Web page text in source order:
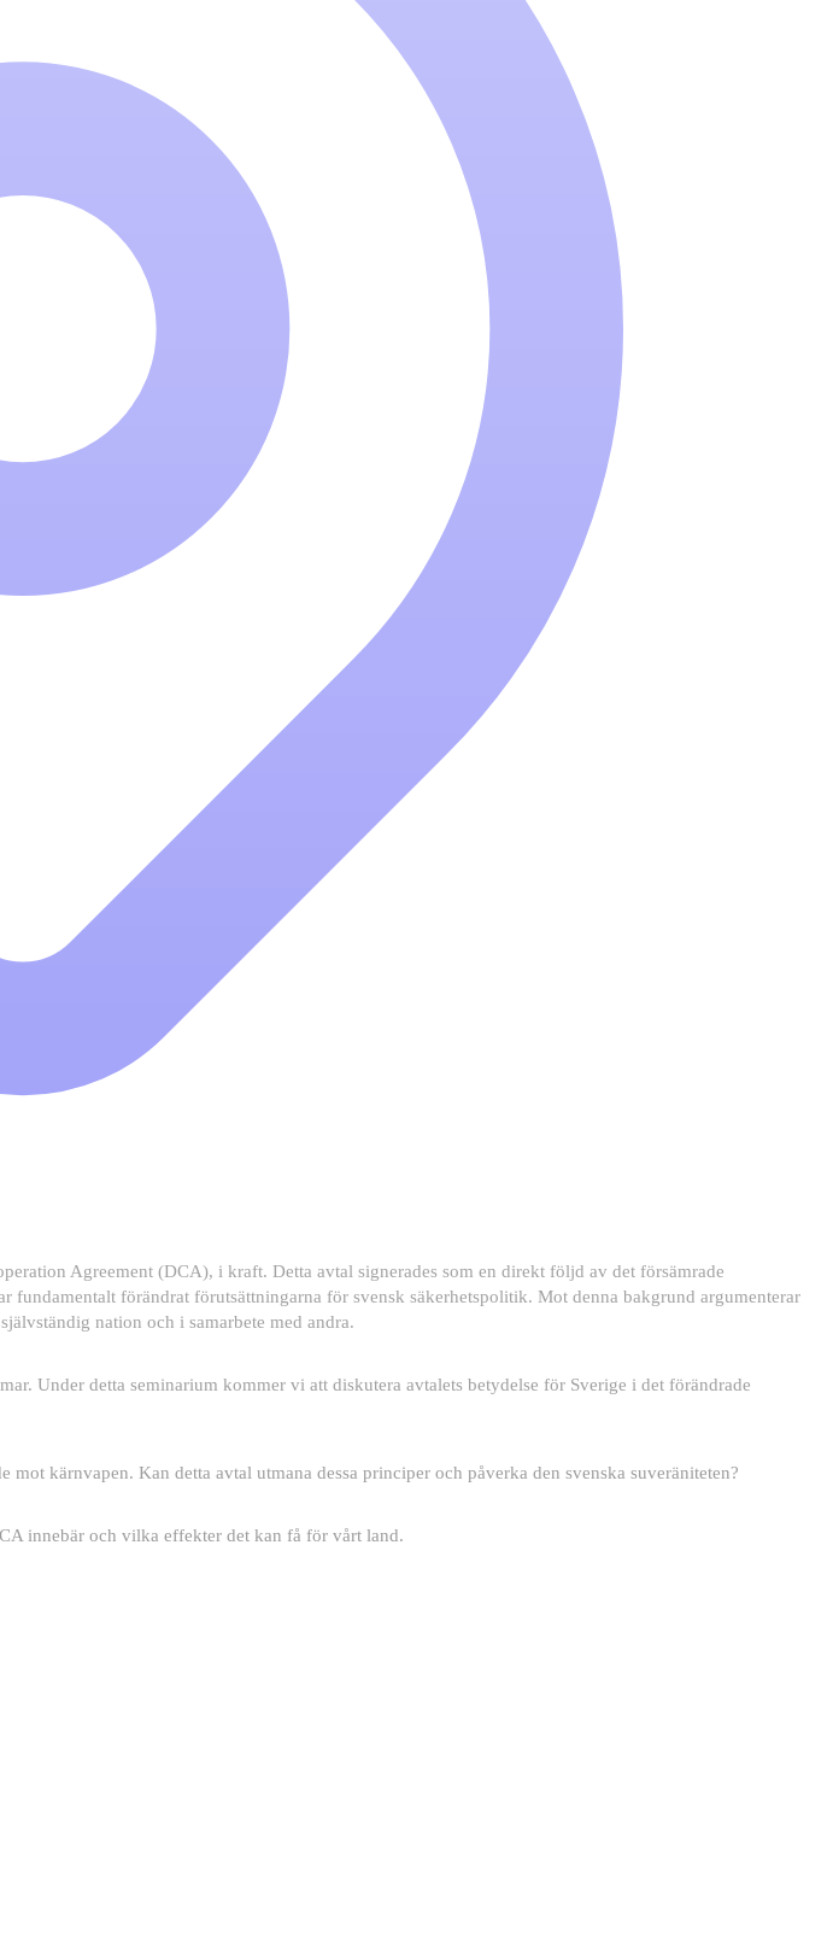
Agreement (DCA), i kraft. Detta avtal signerades som en direkt följd av det försämrade
förändrat förutsättningarna för svensk säkerhetspolitik. Mot denna bakgrund argumenterar
nation och i samarbete med andra.
Under detta seminarium kommer vi att diskutera avtalets betydelse för Sverige i det förändrade
kärnvapen. Kan detta avtal utmana dessa principer och påverka den svenska suveräniteten?
innebär och vilka effekter det kan få för vårt land.